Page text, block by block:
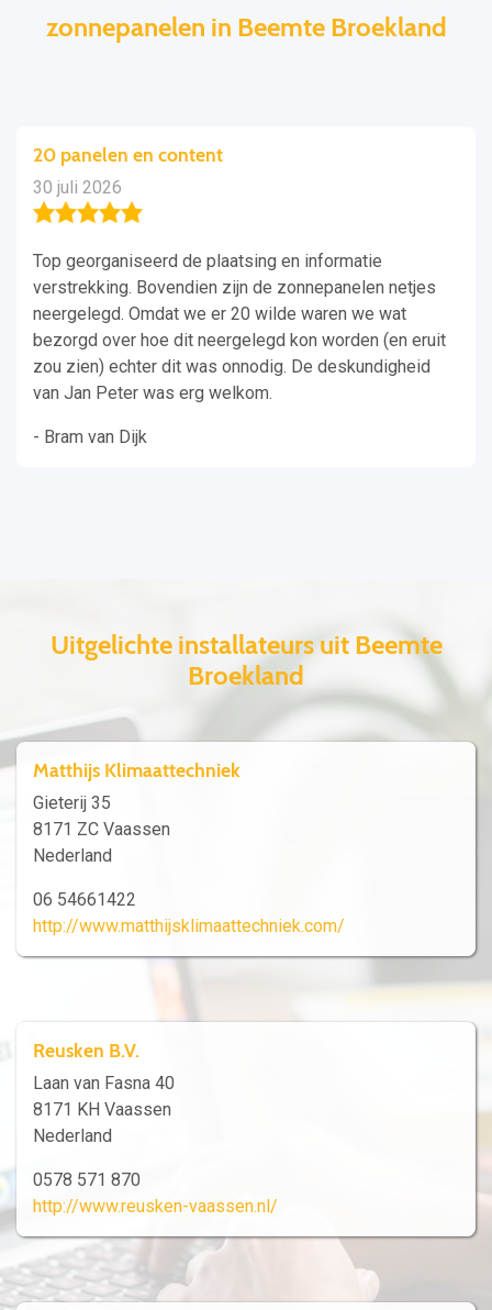
zonnepanelen in Beemte Broekland
20 panelen en content
30 juli 2026
Top georganiseerd de plaatsing en informatie
verstrekking. Bovendien zijn de zonnepanelen netjes
neergelegd. Omdat we er 20 wilde waren we wat
bezorgd over hoe dit neergelegd kon worden (en eruit
zou zien) echter dit was onnodig. De deskundigheid
van Jan Peter was erg welkom.
- Bram van Dijk
Uitgelichte installateurs uit Beemte
Broekland
Matthijs Klimaattechniek
Gieterij 35
8171 ZC Vaassen
Nederland
06 54661422
http://www.matthijsklimaattechniek.com/
Reusken B.V.
Laan van Fasna 40
8171 KH Vaassen
Nederland
0578 571 870
http://www.reusken-vaassen.nl/